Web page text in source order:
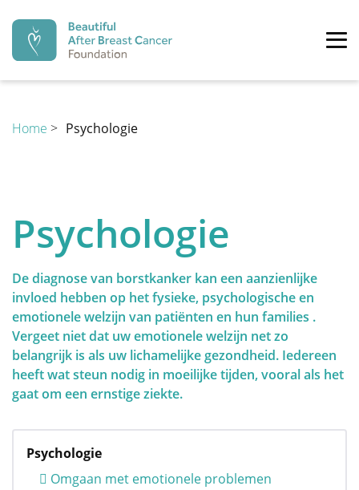
Beautiful After Breast Cancer
BEHANDELING
REVALIDATIE
QUALITY OF LIFE
De moderne geneeskunde begint meer en meer een
borstkanker is hier de laatste jaren, met de
ontdekking van het BRCA-gen, een shift gekomen naar
preventie. Ondertussen zijn meerdere genen ontdekt
alsook meerdere risicofactoren beschreven.
Afhankelijk van beide kan een gepersonaliseerde
screeningsstrategie gekozen worden. Het is daarom
belangrijk om deze risico- en genetische factoren te
Home > Psychologie
Psychologie
De diagnose van borstkanker kan een aanzienlijke
invloed hebben op het fysieke, psychologische en
emotionele welzijn van patiënten en hun families .
Vergeet niet dat uw emotionele welzijn net zo
belangrijk is als uw lichamelijke gezondheid. Iedereen
heeft wat steun nodig in moeilijke tijden, vooral als het
gaat om een ernstige ziekte.
Psychologie
Omgaan met emotionele problemen